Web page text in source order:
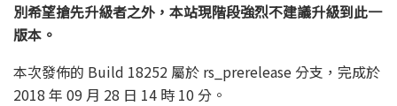
別希望搶先升級者之外，本站現階段強烈不建議升級到此一
版本。
本次發佈的 Build 18252 屬於 rs_prerelease 分支，完成於
2018 年 09 月 28 日 14 時 10 分。